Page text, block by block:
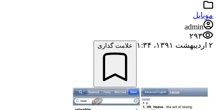
علامت گذاری